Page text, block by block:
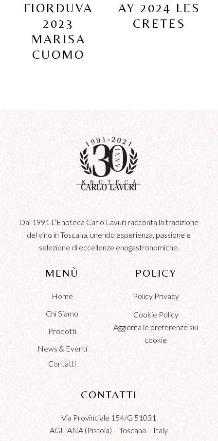
FIORDUVA
2023
MARISA
CUOMO
AY 2024 LES
CRETES
Dal 1991 L’Enoteca Carlo Lavuri racconta la tradizione
del vino in Toscana, unendo esperienza, passione e
selezione di eccellenze enogastronomiche.
MENÙ
Home
Chi Siamo
Prodotti
News & Eventi
Contatti
POLICY
Policy Privacy
Cookie Policy
Aggiorna le preferenze sui
cookie
CONTATTI
Via Provinciale 154/G 51031
AGLIANA (Pistoia) – Toscana – Italy